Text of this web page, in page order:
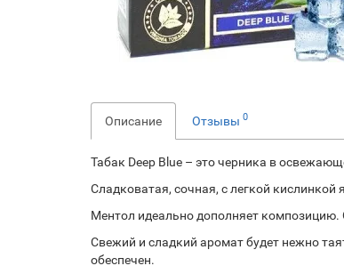
Описание Отзывы 0
Табак Deep Blue – это черника в
Сладковатая, сочная, с легкой
Ментол идеально дополняет композицию.
Свежий и сладкий аромат будет нежно
обеспечен.